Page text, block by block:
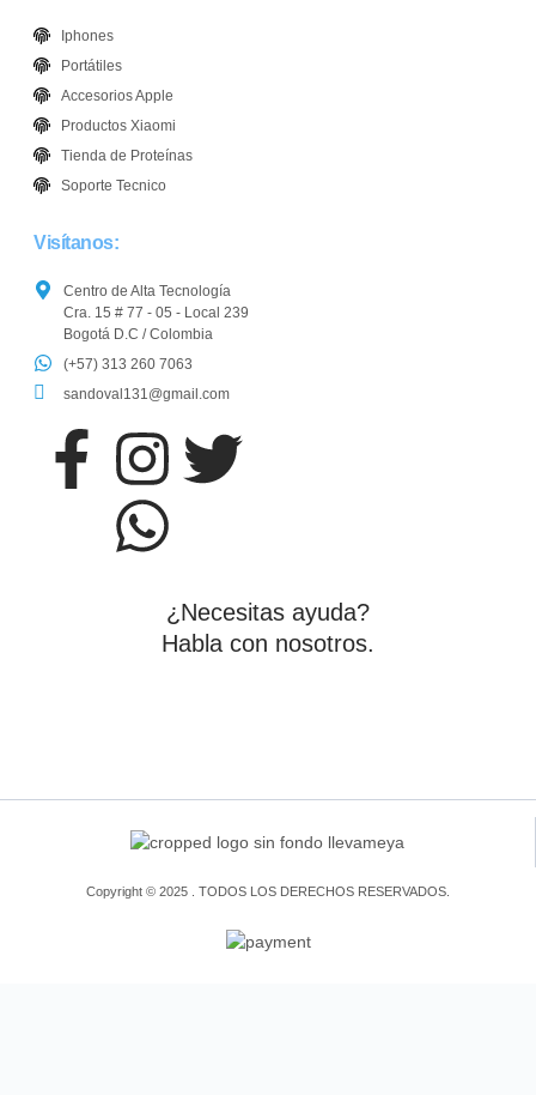
Iphones
Portátiles
Accesorios Apple
Productos Xiaomi
Tienda de Proteínas
Soporte Tecnico
Visítanos:
Centro de Alta Tecnología
Cra. 15 # 77 - 05 - Local 239
Bogotá D.C / Colombia
(+57) 313 260 7063
sandoval131@gmail.com
¿Necesitas ayuda?
Habla con nosotros.
Copyright © 2025 . TODOS LOS DERECHOS RESERVADOS.